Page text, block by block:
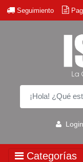
Seguimiento
Categorías